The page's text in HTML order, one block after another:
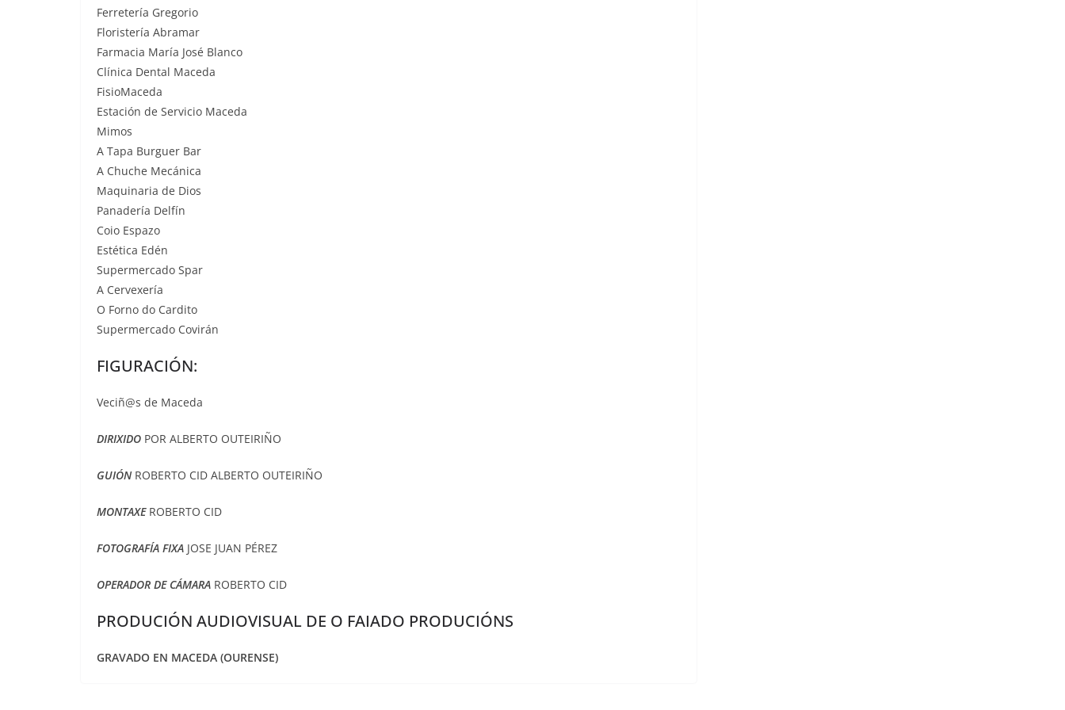
Ferretería Gregorio
Floristería Abramar
Farmacia María José Blanco
Clínica Dental Maceda
FisioMaceda
Estación de Servicio Maceda
Mimos
A Tapa Burguer Bar
A Chuche Mecánica
Maquinaria de Dios
Panadería Delfín
Coio Espazo
Estética Edén
Supermercado Spar
A Cervexería
O Forno do Cardito
Supermercado Covirán
FIGURACIÓN:
Veciñ@s de Maceda
DIRIXIDO POR ALBERTO OUTEIRIÑO
GUIÓNROBERTO CID ALBERTO OUTEIRIÑO
MONTAXEROBERTO CID
FOTOGRAFÍA FIXA JOSE JUAN PÉREZ
OPERADOR DE CÁMARA ROBERTO CID
PRODUCIÓN AUDIOVISUAL DE O FAIADO PRODUCIÓNS
GRAVADO EN MACEDA (OURENSE)